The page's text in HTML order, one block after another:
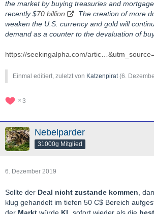
the market by buying treasuries and
recently $70 billion
. The creation of more
weaken the U.S. currency and gold will
demand as a counter to the devaluation of
https://seekingalpha.com/
Einmal editiert, zuletzt von Katzenpirat(6.
3
Nebelparder
31000g Mitglied
6. Dezember 2019
Sollte der Deal nicht zustande kommen ,
klug gehandelt im tiefen 50 C$ Bereich